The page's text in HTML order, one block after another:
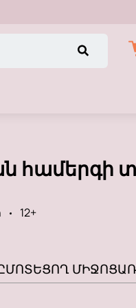
համերգի
12+
ՄՈՏԵՑՈՂ